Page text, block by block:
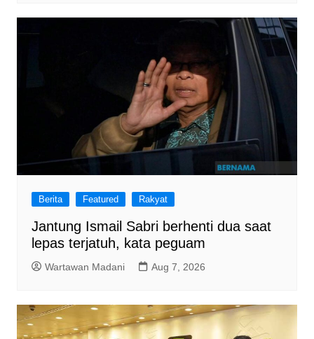
Berita Featured Rakyat
Jantung Ismail Sabri berhenti dua saat
lepas terjatuh, kata peguam
Wartawan Madani Aug 7, 2026